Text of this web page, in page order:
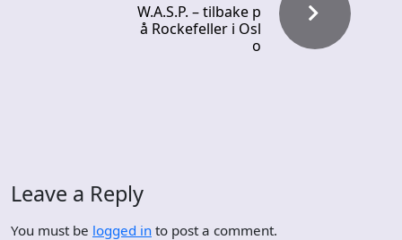
W.A.S.P. – tilbake p
å Rockefeller i Osl
o
Leave a Reply
You must be logged in to post a comment.